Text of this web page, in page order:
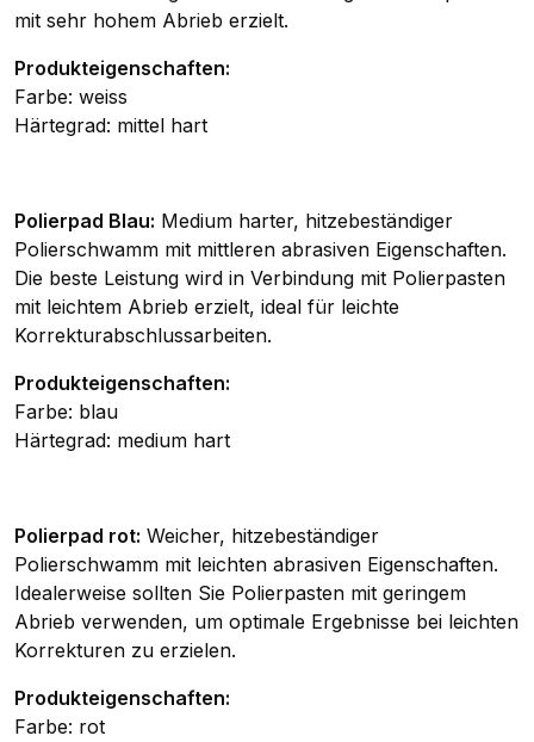
mit sehr hohem Abrieb erzielt.
Produkteigenschaften:
Farbe: weiss
Härtegrad: mittel hart
Polierpad Blau: Medium harter, hitzebeständiger
Polierschwamm mit mittleren abrasiven Eigenschaften.
Die beste Leistung wird in Verbindung mit Polierpasten
mit leichtem Abrieb erzielt, ideal für leichte
Korrekturabschlussarbeiten.
Produkteigenschaften:
Farbe: blau
Härtegrad: medium hart
Polierpad rot: Weicher, hitzebeständiger
Polierschwamm mit leichten abrasiven Eigenschaften.
Idealerweise sollten Sie Polierpasten mit geringem
Abrieb verwenden, um optimale Ergebnisse bei leichten
Korrekturen zu erzielen.
Produkteigenschaften:
Farbe: rot